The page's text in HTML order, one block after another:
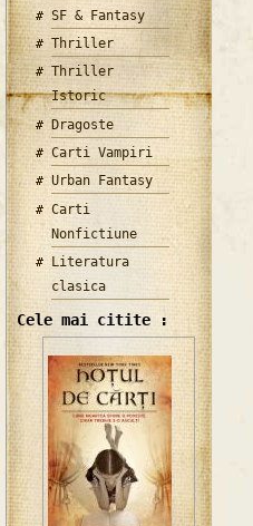
SF & Fantasy
Thriller
Thriller
Istoric
Dragoste
Carti Vampiri
Urban Fantasy
Carti
Nonfictiune
Literatura
clasica
Cele mai citite :